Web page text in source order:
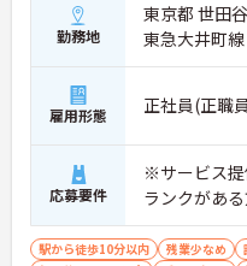
勤務地
東京都 世田
東急大井町
雇用形態 正社員(正職
応募要件
※サービス
ランクがあ
駅から徒歩10分以内 残業少なめ